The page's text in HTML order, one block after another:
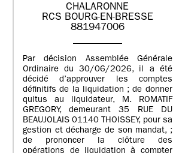
CHALARONNE
RCS BOURG-EN-BRESSE
881947006
Par décision Assemblée Générale
Ordinaire du 30/06/2026, il a été
décidé d’approuver les comptes
définitifs de la liquidation ; de donner
quitus au liquidateur, M. ROMATIF
GREGORY, demeurant 35 RUE DU
BEAUJOLAIS 01140 THOISSEY, pour sa
gestion et décharge de son mandat, ;
de prononcer la clôture des